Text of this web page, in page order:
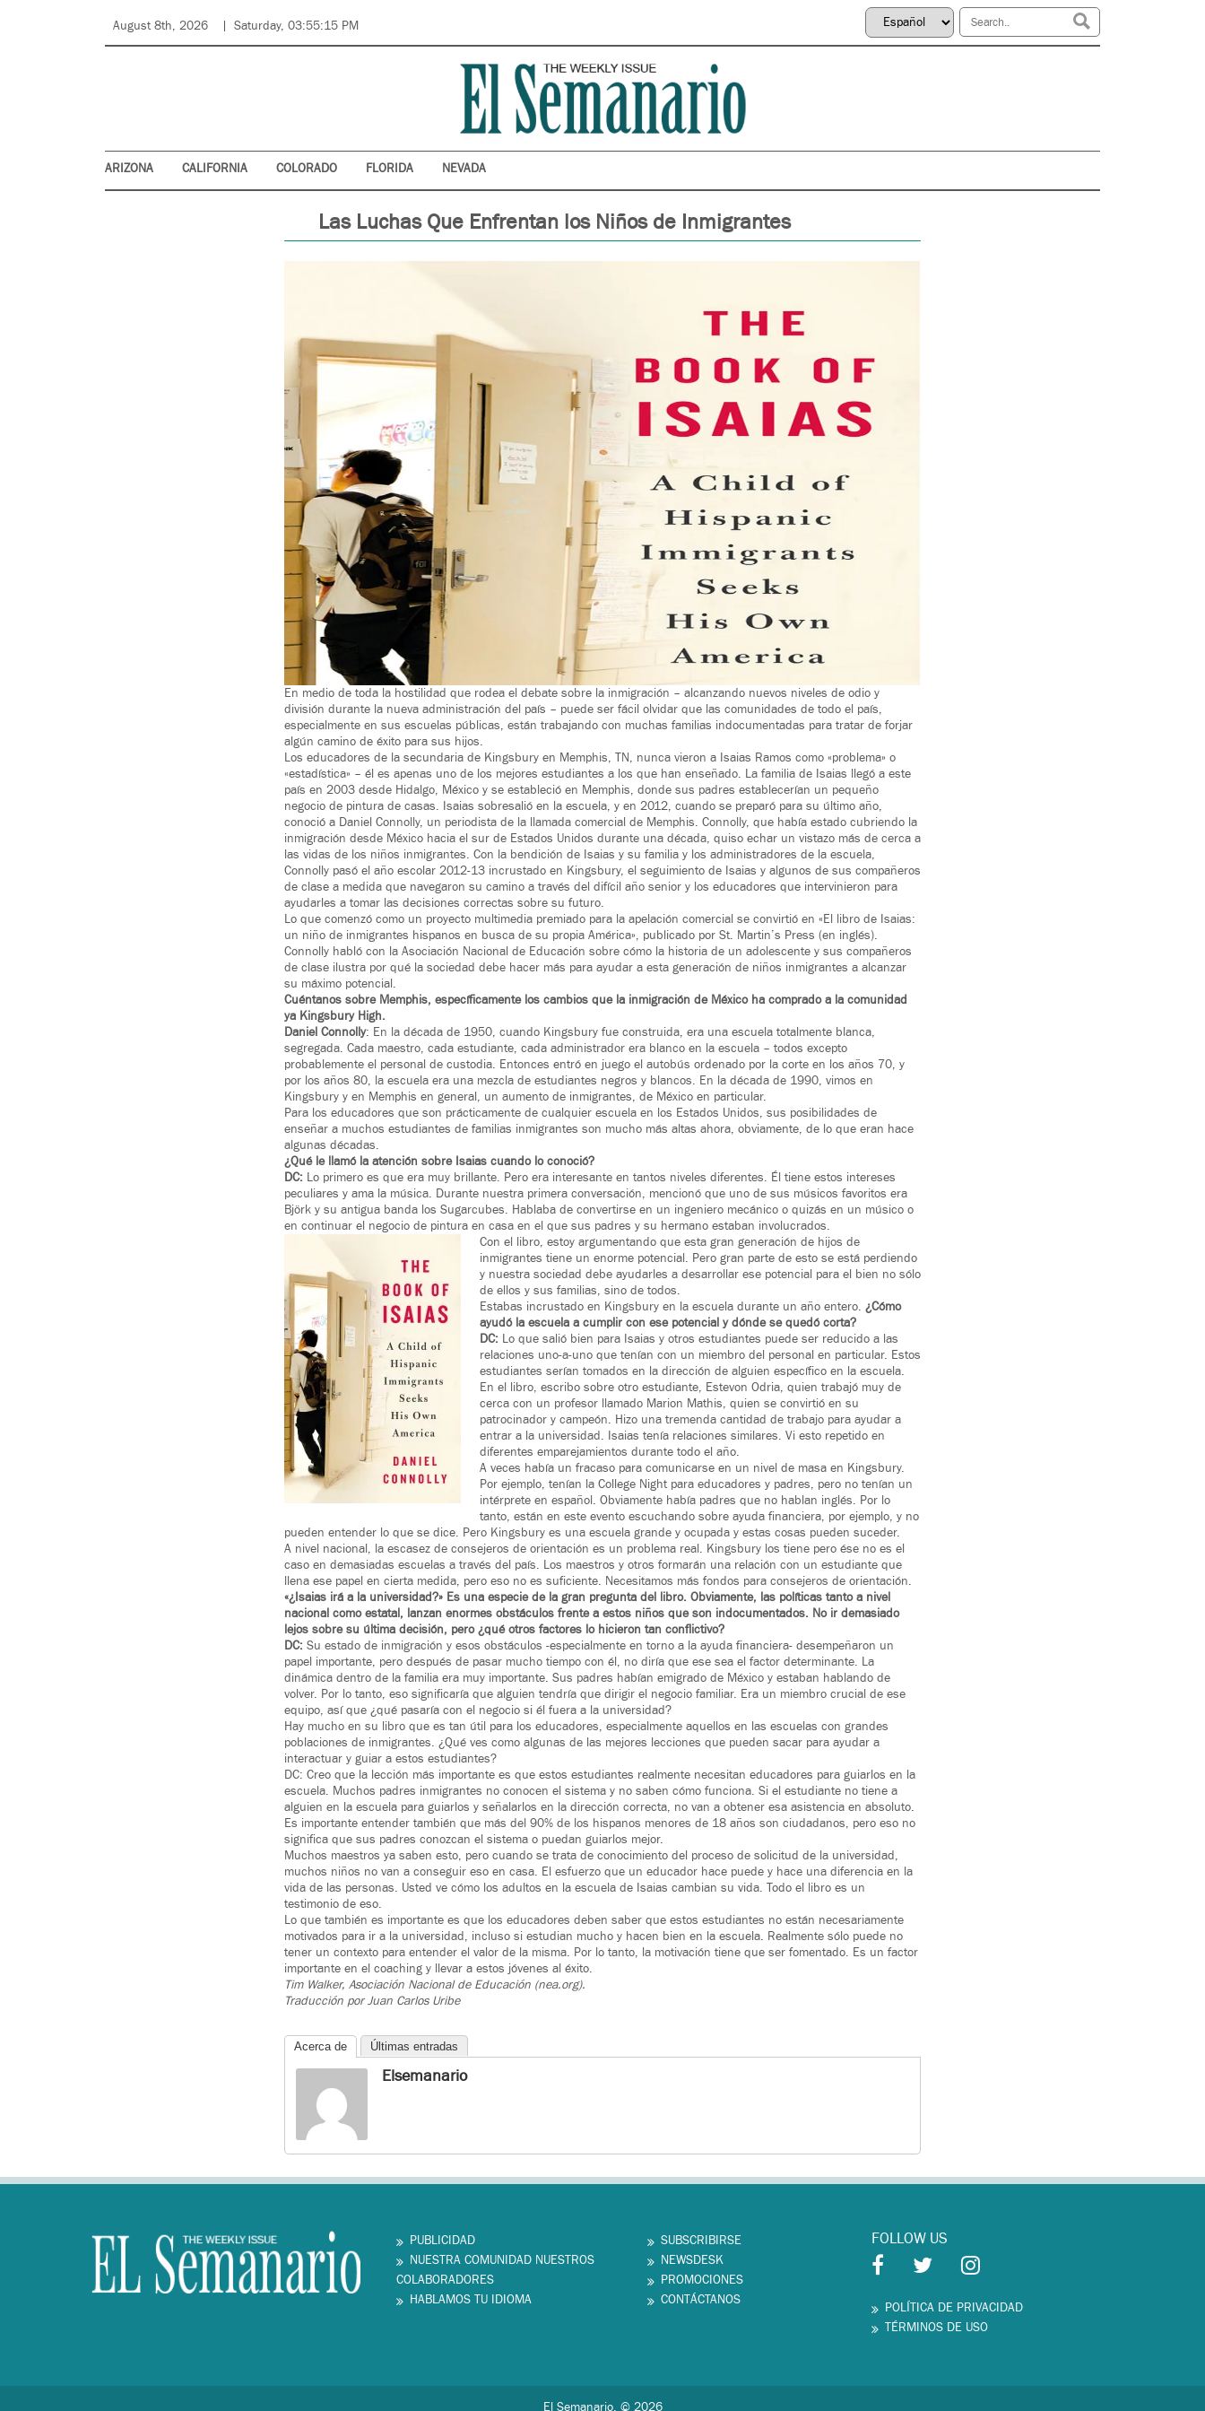
August 8th, 2026 Saturday, 03:55:15 PM
ARIZONA CALIFORNIA COLORADO FLORIDA NEVADA
Las Luchas Que Enfrentan los Niños de Inmigrantes
En medio de toda la hostilidad que rodea el debate sobre la inmigración – alcanzando nuevos niveles de odio y
división durante la nueva administración del país – puede ser fácil olvidar que las comunidades de todo el país,
especialmente en sus escuelas públicas, están trabajando con muchas familias indocumentadas para tratar de forjar
algún camino de éxito para sus hijos.
Los educadores de la secundaria de Kingsbury en Memphis, TN, nunca vieron a Isaias Ramos como «problema» o
«estadística» – él es apenas uno de los mejores estudiantes a los que han enseñado. La familia de Isaias llegó a este
país en 2003 desde Hidalgo, México y se estableció en Memphis, donde sus padres establecerían un pequeño
negocio de pintura de casas. Isaias sobresalió en la escuela, y en 2012, cuando se preparó para su último año,
conoció a Daniel Connolly, un periodista de la llamada comercial de Memphis. Connolly, que había estado cubriendo la
inmigración desde México hacia el sur de Estados Unidos durante una década, quiso echar un vistazo más de cerca a
las vidas de los niños inmigrantes. Con la bendición de Isaias y su familia y los administradores de la escuela,
Connolly pasó el año escolar 2012-13 incrustado en Kingsbury, el seguimiento de Isaias y algunos de sus compañeros
de clase a medida que navegaron su camino a través del difícil año senior y los educadores que intervinieron para
ayudarles a tomar las decisiones correctas sobre su futuro.
Lo que comenzó como un proyecto multimedia premiado para la apelación comercial se convirtió en «El libro de Isaias:
un niño de inmigrantes hispanos en busca de su propia América», publicado por St. Martin’s Press (en inglés).
Connolly habló con la Asociación Nacional de Educación sobre cómo la historia de un adolescente y sus compañeros
de clase ilustra por qué la sociedad debe hacer más para ayudar a esta generación de niños inmigrantes a alcanzar
su máximo potencial.
Cuéntanos sobre Memphis, específicamente los cambios que la inmigración de México ha comprado a la comunidad
ya Kingsbury High.
Daniel Connolly: En la década de 1950, cuando Kingsbury fue construida, era una escuela totalmente blanca,
segregada. Cada maestro, cada estudiante, cada administrador era blanco en la escuela – todos excepto
probablemente el personal de custodia. Entonces entró en juego el autobús ordenado por la corte en los años 70, y
por los años 80, la escuela era una mezcla de estudiantes negros y blancos. En la década de 1990, vimos en
Kingsbury y en Memphis en general, un aumento de inmigrantes, de México en particular.
Para los educadores que son prácticamente de cualquier escuela en los Estados Unidos, sus posibilidades de
enseñar a muchos estudiantes de familias inmigrantes son mucho más altas ahora, obviamente, de lo que eran hace
algunas décadas.
¿Qué le llamó la atención sobre Isaias cuando lo conoció?
DC: Lo primero es que era muy brillante. Pero era interesante en tantos niveles diferentes. Él tiene estos intereses
peculiares y ama la música. Durante nuestra primera conversación, mencionó que uno de sus músicos favoritos era
Björk y su antigua banda los Sugarcubes. Hablaba de convertirse en un ingeniero mecánico o quizás en un músico o
en continuar el negocio de pintura en casa en el que sus padres y su hermano estaban involucrados.
Con el libro, estoy argumentando que esta gran generación de hijos de
inmigrantes tiene un enorme potencial. Pero gran parte de esto se está perdiendo
y nuestra sociedad debe ayudarles a desarrollar ese potencial para el bien no sólo
de ellos y sus familias, sino de todos.
Estabas incrustado en Kingsbury en la escuela durante un año entero. ¿Cómo
ayudó la escuela a cumplir con ese potencial y dónde se quedó corta?
DC: Lo que salió bien para Isaias y otros estudiantes puede ser reducido a las
relaciones uno-a-uno que tenían con un miembro del personal en particular. Estos
estudiantes serían tomados en la dirección de alguien específico en la escuela.
En el libro, escribo sobre otro estudiante, Estevon Odria, quien trabajó muy de
cerca con un profesor llamado Marion Mathis, quien se convirtió en su
patrocinador y campeón. Hizo una tremenda cantidad de trabajo para ayudar a
entrar a la universidad. Isaias tenía relaciones similares. Vi esto repetido en
diferentes emparejamientos durante todo el año.
A veces había un fracaso para comunicarse en un nivel de masa en Kingsbury.
Por ejemplo, tenían la College Night para educadores y padres, pero no tenían un
intérprete en español. Obviamente había padres que no hablan inglés. Por lo
tanto, están en este evento escuchando sobre ayuda financiera, por ejemplo, y no
pueden entender lo que se dice. Pero Kingsbury es una escuela grande y ocupada y estas cosas pueden suceder.
A nivel nacional, la escasez de consejeros de orientación es un problema real. Kingsbury los tiene pero ése no es el
caso en demasiadas escuelas a través del país. Los maestros y otros formarán una relación con un estudiante que
llena ese papel en cierta medida, pero eso no es suficiente. Necesitamos más fondos para consejeros de orientación.
«¿Isaias irá a la universidad?» Es una especie de la gran pregunta del libro. Obviamente, las políticas tanto a nivel
nacional como estatal, lanzan enormes obstáculos frente a estos niños que son indocumentados. No ir demasiado
lejos sobre su última decisión, pero ¿qué otros factores lo hicieron tan conflictivo?
DC: Su estado de inmigración y esos obstáculos -especialmente en torno a la ayuda financiera- desempeñaron un
papel importante, pero después de pasar mucho tiempo con él, no diría que ese sea el factor determinante. La
dinámica dentro de la familia era muy importante. Sus padres habían emigrado de México y estaban hablando de
volver. Por lo tanto, eso significaría que alguien tendría que dirigir el negocio familiar. Era un miembro crucial de ese
equipo, así que ¿qué pasaría con el negocio si él fuera a la universidad?
Hay mucho en su libro que es tan útil para los educadores, especialmente aquellos en las escuelas con grandes
poblaciones de inmigrantes. ¿Qué ves como algunas de las mejores lecciones que pueden sacar para ayudar a
interactuar y guiar a estos estudiantes?
DC: Creo que la lección más importante es que estos estudiantes realmente necesitan educadores para guiarlos en la
escuela. Muchos padres inmigrantes no conocen el sistema y no saben cómo funciona. Si el estudiante no tiene a
alguien en la escuela para guiarlos y señalarlos en la dirección correcta, no van a obtener esa asistencia en absoluto.
Es importante entender también que más del 90% de los hispanos menores de 18 años son ciudadanos, pero eso no
significa que sus padres conozcan el sistema o puedan guiarlos mejor.
Muchos maestros ya saben esto, pero cuando se trata de conocimiento del proceso de solicitud de la universidad,
muchos niños no van a conseguir eso en casa. El esfuerzo que un educador hace puede y hace una diferencia en la
vida de las personas. Usted ve cómo los adultos en la escuela de Isaias cambian su vida. Todo el libro es un
testimonio de eso.
Lo que también es importante es que los educadores deben saber que estos estudiantes no están necesariamente
motivados para ir a la universidad, incluso si estudian mucho y hacen bien en la escuela. Realmente sólo puede no
tener un contexto para entender el valor de la misma. Por lo tanto, la motivación tiene que ser fomentado. Es un factor
importante en el coaching y llevar a estos jóvenes al éxito.
Tim Walker, Asociación Nacional de Educación (nea.org).
Traducción por Juan Carlos Uribe
Acerca de Últimas entradas
Elsemanario
PUBLICIDAD
NUESTRA COMUNIDAD NUESTROS
COLABORADORES
HABLAMOS TU IDIOMA
SUBSCRIBIRSE
NEWSDESK
PROMOCIONES
CONTÁCTANOS
FOLLOW US
POLÍTICA DE PRIVACIDAD
TÉRMINOS DE USO